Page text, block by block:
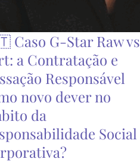
G-Star Raw vs
a Contratação e
Responsável
novo dever no
da
Social